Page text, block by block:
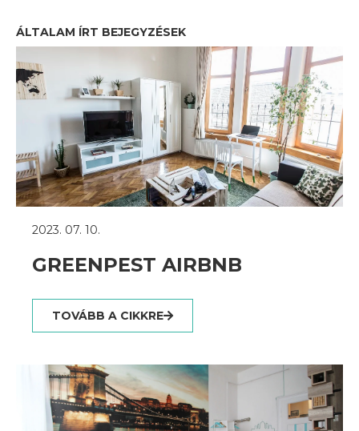
ÁLTALAM ÍRT BEJEGYZÉSEK
2023. 07. 10.
GREENPEST AIRBNB
TOVÁBB A CIKKRE